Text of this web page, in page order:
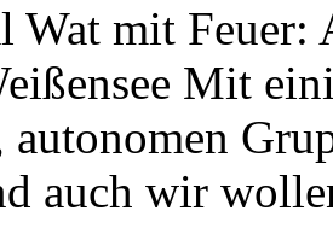
Wat mit Feuer:
Mit
auch wir